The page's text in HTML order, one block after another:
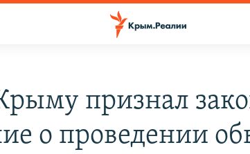
признал
о проведении